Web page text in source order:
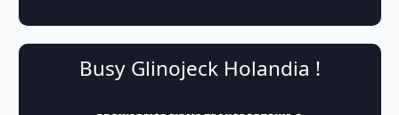
Busy Glinojeck Holandia !